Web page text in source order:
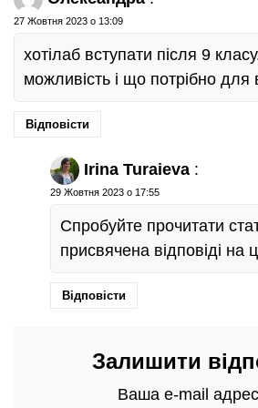
27 Жовтня 2023 о 13:09
хотілаб вступати після 9
можливість і що потрібно для
Відповісти
Irina Turaieva :
29 Жовтня 2023 о 17:55
Спробуйте прочитати
присвячена відповіді на
Відповісти
Залишити
Ваша e-mail